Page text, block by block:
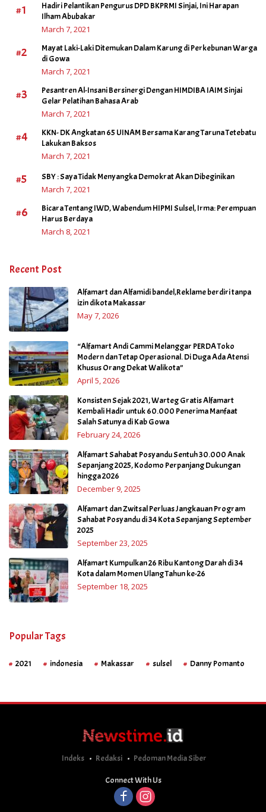
#1
Hadiri Pelantikan Pengurus DPD BKPRMI Sinjai, Ini Harapan
Ilham Abubakar
March 7, 2021
#2
Mayat Laki-Laki Ditemukan Dalam Karung di Perkebunan Warga
di Gowa
March 7, 2021
#3
Pesantren Al-Insani Bersinergi Dengan HIMDIBA IAIM Sinjai
Gelar Pelatihan Bahasa Arab
March 7, 2021
#4
KKN- DK Angkatan 65 UINAM Bersama Karang Taruna Tetebatu
Lakukan Baksos
March 7, 2021
#5 SBY : Saya Tidak Menyangka Demokrat Akan Dibeginikan
March 7, 2021
#6
Bicara Tentang IWD, Wabendum HIPMI Sulsel, Irma: Perempuan
Harus Berdaya
March 8, 2021
Recent Post
Alfamart dan Alfamidi bandel,Reklame berdiri tanpa
izin dikota Makassar
May 7, 2026
“Alfamart Andi Cammi Melanggar PERDA Toko
Modern dan Tetap Operasional. Di Duga Ada Atensi
Khusus Orang Dekat Walikota”
April 5, 2026
Konsisten Sejak 2021, Warteg Gratis Alfamart
Kembali Hadir untuk 60.000 Penerima Manfaat
Salah Satunya di Kab Gowa
February 24, 2026
Alfamart Sahabat Posyandu Sentuh 30.000 Anak
Sepanjang 2025, Kodomo Perpanjang Dukungan
hingga 2026
December 9, 2025
Alfamart dan Zwitsal Perluas Jangkauan Program
Sahabat Posyandu di 34 Kota Sepanjang September
2025
September 23, 2025
Alfamart Kumpulkan 26 Ribu Kantong Darah di 34
Kota dalam Momen Ulang Tahun ke-26
September 18, 2025
Popular Tags
2021 indonesia Makassar sulsel Danny Pomanto
Indeks Redaksi Pedoman Media Siber
Connect With Us